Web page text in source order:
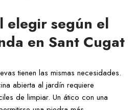
elegir según el
en Sant Cugat
tienen las mismas necesidades.
abierta al jardín requiere
de limpiar. Un ático con una